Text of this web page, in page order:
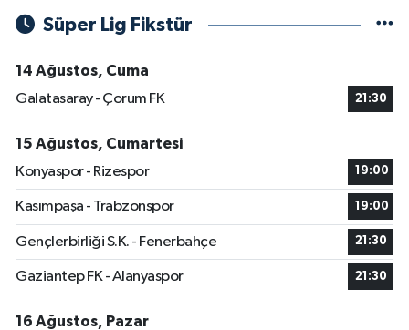
Süper Lig Fikstür
14 Ağustos, Cuma
Galatasaray - Çorum FK
21:30
15 Ağustos, Cumartesi
Konyaspor - Rizespor
19:00
Kasımpaşa - Trabzonspor 19:00
Gençlerbirliği S.K. - Fenerbahçe 21:30
Gaziantep FK - Alanyaspor 21:30
16 Ağustos, Pazar